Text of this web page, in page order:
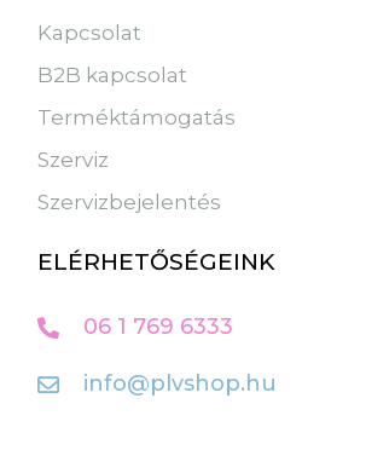
Kapcsolat
B2B kapcsolat
Terméktámogatás
Szerviz
Szervizbejelentés
ELÉRHETŐSÉGEINK
06 1 769 6333
info@plvshop.hu